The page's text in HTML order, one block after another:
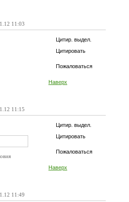
11:03
Цитир. выдел.
Цитировать
Пожаловаться
Наверх
11:15
Цитир. выдел.
Цитировать
Пожаловаться
Наверх
11:49